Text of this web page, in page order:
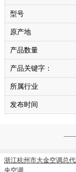
型号
原产地
产品数量
产品关键字：
所属行业
发布时间
浙江杭州市大金空调总
央空调